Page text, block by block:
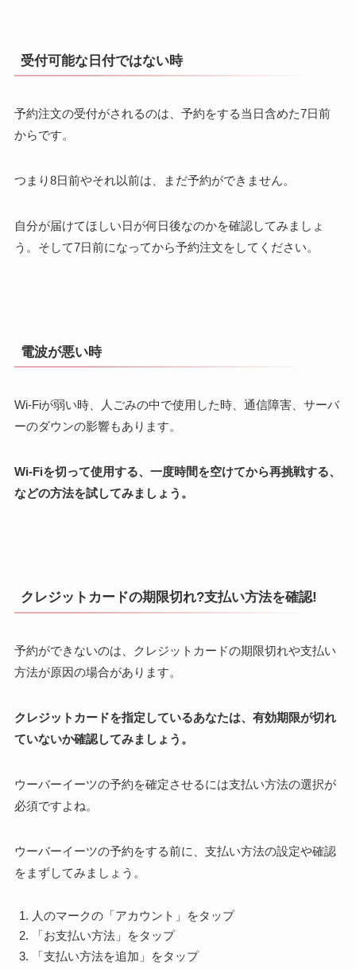
受付可能な日付ではない時
予約注文の受付がされるのは、予約をする当日含めた7日前
からです。
つまり8日前やそれ以前は、まだ予約ができません。
自分が届けてほしい日が何日後なのかを確認してみましょ
う。そして7日前になってから予約注文をしてください。
電波が悪い時
Wi-Fiが弱い時、人ごみの中で使用した時、通信障害、サーバ
ーのダウンの影響もあります。
Wi-Fiを切って使用する、一度時間を空けてから再挑戦する、
などの方法を試してみましょう。
クレジットカードの期限切れ?支払い方法を確認!
予約ができないのは、クレジットカードの期限切れや支払い
方法が原因の場合があります。
クレジットカードを指定しているあなたは、有効期限が切れ
ていないか確認してみましょう。
ウーバーイーツの予約を確定させるには支払い方法の選択が
必須ですよね。
ウーバーイーツの予約をする前に、支払い方法の設定や確認
をまずしてみましょう。
人のマークの「アカウント」をタップ
「お支払い方法」をタップ
「支払い方法を追加」をタップ